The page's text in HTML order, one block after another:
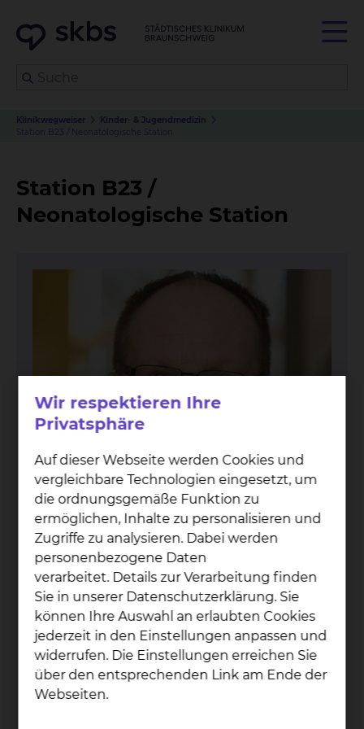
Klinikwegweiser
Kinder- & Jugendmedizin
Station B23 / Neonatologische Station
Station B23 /
Neonatologische Station
Frank Pohl­mei­er
Celler Straße 38, 38114 Braunschweig
Fichtengrund 1, 38126 Braunschweig
Tel.:+49 531 595 3540
Wir respektieren Ihre
Privatsphäre
Auf dieser Webseite werden Cookies und
vergleichbare Technologien eingesetzt, um
die ordnungsgemäße Funktion zu
ermöglichen, Inhalte zu personalisieren und
Zugriffe zu analysieren. Dabei werden
personenbezogene Daten
verarbeitet. Details zur Verarbeitung finden
Sie in unserer Datenschutzerklärung. Sie
können Ihre Auswahl an erlaubten Cookies
jederzeit in den Einstellungen anpassen und
widerrufen. Die Einstellungen erreichen Sie
über den entsprechenden Link am Ende der
Webseiten.